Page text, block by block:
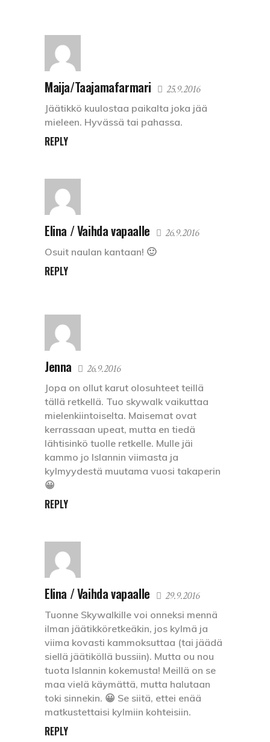
Maija/Taajamafarmari 25.9.2016
Jäätikkö kuulostaa paikalta joka jää
mieleen. Hyvässä tai pahassa.
REPLY
Elina / Vaihda vapaalle 26.9.2016
Osuit naulan kantaan! 🙂
REPLY
Jenna 26.9.2016
Jopa on ollut karut olosuhteet teillä
tällä retkellä. Tuo skywalk vaikuttaa
mielenkiintoiselta. Maisemat ovat
kerrassaan upeat, mutta en tiedä
lähtisinkö tuolle retkelle. Mulle jäi
kammo jo Islannin viimasta ja
kylmyydestä muutama vuosi takaperin
😀
REPLY
Elina / Vaihda vapaalle 29.9.2016
Tuonne Skywalkille voi onneksi mennä
ilman jäätikköretkeäkin, jos kylmä ja
viima kovasti kammoksuttaa (tai jäädä
siellä jäätiköllä bussiin). Mutta ou nou
tuota Islannin kokemusta! Meillä on se
maa vielä käymättä, mutta halutaan
toki sinnekin. 😀 Se siitä, ettei enää
matkustettaisi kylmiin kohteisiin.
REPLY